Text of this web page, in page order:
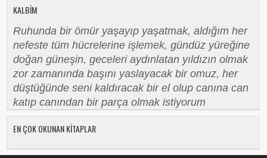
KALBIM
Ruhunda bir ömür yaşayıp yaşatmak, aldığım her
nefeste tüm hücrelerine işlemek, gündüz yüreğine
doğan güneşin, geceleri aydınlatan yıldızın olmak
zor zamanında başını yaslayacak bir omuz, her
düştüğünde seni kaldıracak bir el olup canına can
katıp canından bir parça olmak istiyorum
EN ÇOK OKUNAN KITAPLAR